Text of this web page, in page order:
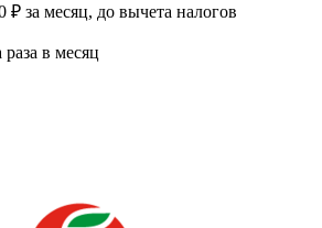
₽ за месяц, до вычета налогов
в месяц